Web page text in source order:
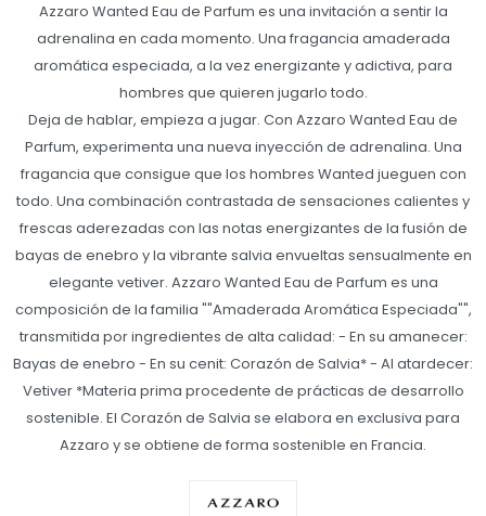
Azzaro Wanted Eau de Parfum es una invitación a sentir la
adrenalina en cada momento. Una fragancia amaderada
aromática especiada, a la vez energizante y adictiva, para
hombres que quieren jugarlo todo.
Deja de hablar, empieza a jugar. Con Azzaro Wanted Eau de
Parfum, experimenta una nueva inyección de adrenalina. Una
fragancia que consigue que los hombres Wanted jueguen con
todo. Una combinación contrastada de sensaciones calientes y
frescas aderezadas con las notas energizantes de la fusión de
bayas de enebro y la vibrante salvia envueltas sensualmente en
elegante vetiver. Azzaro Wanted Eau de Parfum es una
composición de la familia ""Amaderada Aromática Especiada"",
transmitida por ingredientes de alta calidad: - En su amanecer:
Bayas de enebro - En su cenit: Corazón de Salvia* - Al atardecer:
Vetiver *Materia prima procedente de prácticas de desarrollo
sostenible. El Corazón de Salvia se elabora en exclusiva para
Azzaro y se obtiene de forma sostenible en Francia.